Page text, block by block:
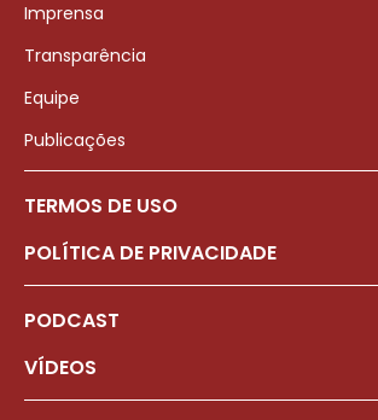
Imprensa
Transparência
Equipe
Publicações
TERMOS DE USO
POLÍTICA DE PRIVACIDADE
PODCAST
VÍDEOS